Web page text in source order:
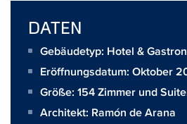
DATEN
Gebäudetyp: Hotel &
Eröffnungsdatum: Oktober
Größe: 154 Zimmer und
Architekt: Ramón de Arana